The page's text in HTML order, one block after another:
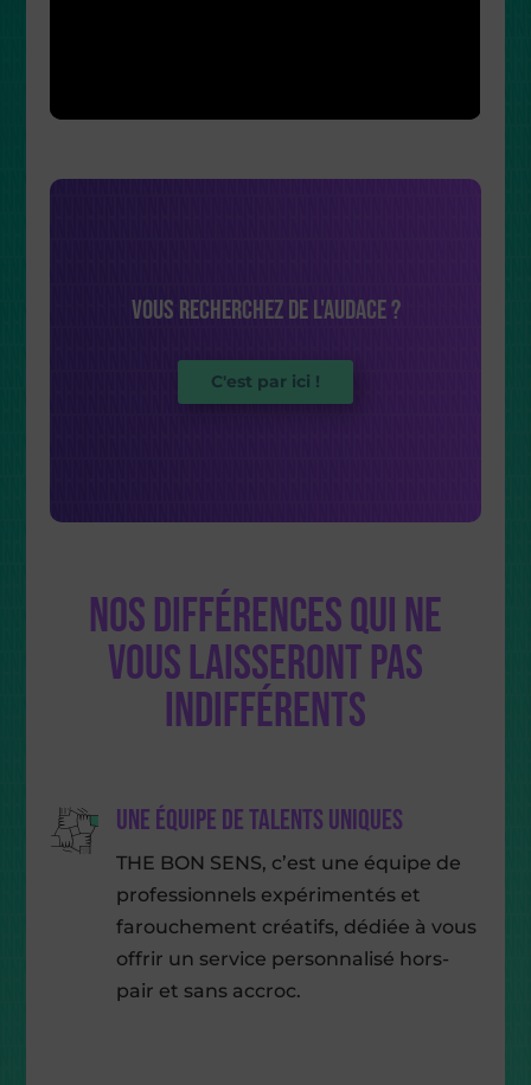
Vous recherchez de l'audace ?
C'est par ici !
Nos différences qui ne
vous laisseront pas
indifférents
Une équipe de talents uniques
THE BON SENS, c’est une équipe de
professionnels expérimentés et
farouchement créatifs, dédiée à vous
offrir un service personnalisé hors-
pair et sans accroc.